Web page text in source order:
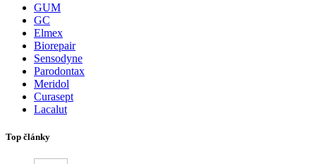
GUM
GC
Elmex
Biorepair
Sensodyne
Parodontax
Meridol
Curasept
Lacalut
Top články